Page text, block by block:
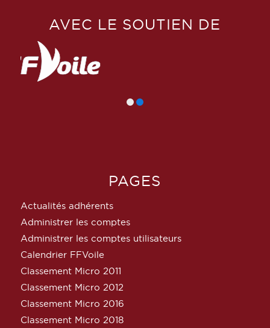
AVEC LE SOUTIEN DE
PAGES
Actualités adhérents
Administrer les comptes
Administrer les comptes utilisateurs
Calendrier FFVoile
Classement Micro 2011
Classement Micro 2012
Classement Micro 2016
Classement Micro 2018